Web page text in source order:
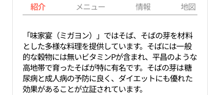
紹介 メニュー 情報 地図
「味家宴（ミガヨン）」ではそば、そばの芽を材料
とした多様な料理を提供しています。そばには一般
的な穀物には無いビタミンPが含まれ、平昌のような
高地帯で育ったそばが特に有名です。そばの芽は糖
尿病と成人病の予防に良く、ダイエットにも優れた
効果があることが立証されています。